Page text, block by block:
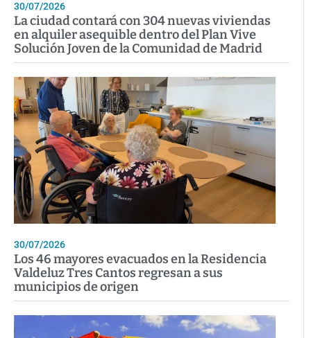
30/07/2026
La ciudad contará con 304 nuevas viviendas
en alquiler asequible dentro del Plan Vive
Solución Joven de la Comunidad de Madrid
30/07/2026
Los 46 mayores evacuados en la Residencia
Valdeluz Tres Cantos regresan a sus
municipios de origen